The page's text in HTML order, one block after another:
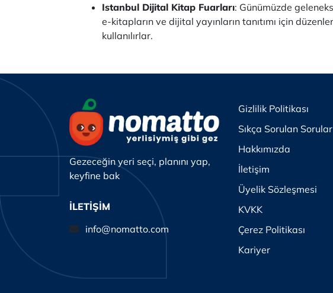
Istanbul Dijital Kitap Fuarları: Günümüzde
e-kitapların ve dijital yayınların tanıtımı için
kullanılırlar.
Gezeceğin yeri seçi, planını yap,
keyfine bak
İLETİŞİM
info@nomatto.com
Gizlilik Politikası
Sıkça Sorulan Sorular
Hakkımızda
İletişim
Üyelik Sözleşmesi
KVKK
Çerez Politikası
Kariyer